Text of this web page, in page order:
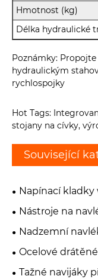
Hmotnost (kg)
Délka hydraulické
Poznámky:
hydraulickým
rychlospojky
Hot Tags:
stojany na cívky,
Související
Napínací kladky
Nástroje na
Nadzemní
Ocelové
Tažné navijáky